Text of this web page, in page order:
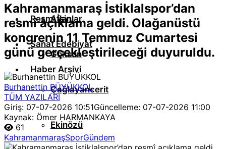
Afşin
Göksun
Çağlayancerit
Ekinözü
Resmi İlanlar
Sanat Edebiyat
Haber Arşivi
Kahramanmaraş İstiklalspor’dan
resmî açıklama geldi. Olağanüstü
kongrenin 11 Temmuz Cumartesi
günü gerçekleştirileceği duyuruldu.
Burhanettin BÜYÜKKOL
TÜM YAZILARI
Giriş: 07-07-2026 10:51Güncelleme: 07-07-2026 11:00
Kaynak: Ömer HARMANKAYA
61
KahramanmaraşSporGündem